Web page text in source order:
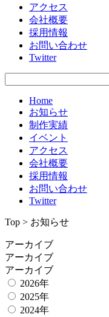
アクセス
会社概要
採用情報
お問い合わせ
Twitter
Home
お知らせ
制作実績
イベント
アクセス
会社概要
採用情報
お問い合わせ
Twitter
Top > お知らせ
アーカイブ
アーカイブ
アーカイブ
2026年
2025年
2024年